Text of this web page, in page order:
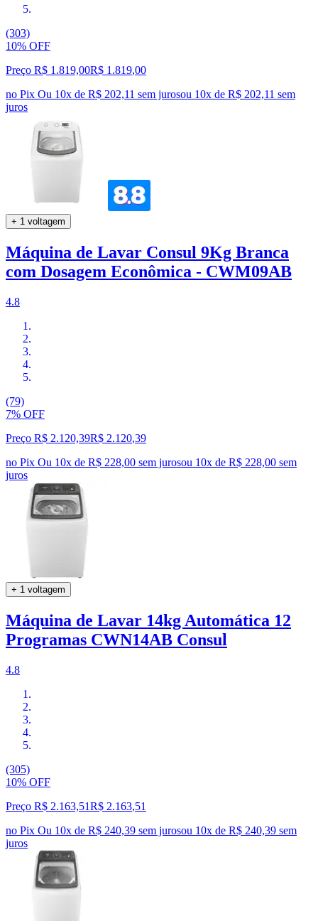
(303)
10% OFF
Preço R$ 1.819,00R$ 1.819,00
no Pix Ou 10x de R$ 202,11 sem jurosou 10x de R$ 202,11 sem
juros
+ 1 voltagem
Máquina de Lavar Consul 9Kg Branca
com Dosagem Econômica - CWM09AB
4.8
(79)
7% OFF
Preço R$ 2.120,39R$ 2.120,39
no Pix Ou 10x de R$ 228,00 sem jurosou 10x de R$ 228,00 sem
juros
+ 1 voltagem
Máquina de Lavar 14kg Automática 12
Programas CWN14AB Consul
4.8
(305)
10% OFF
Preço R$ 2.163,51R$ 2.163,51
no Pix Ou 10x de R$ 240,39 sem jurosou 10x de R$ 240,39 sem
juros